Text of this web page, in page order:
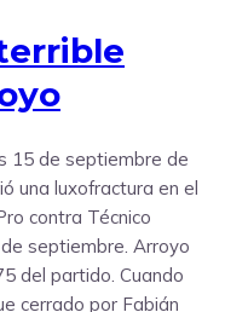
15 de septiembre de
una luxofractura en el
contra Técnico
septiembre. Arroyo
del partido. Cuando
cerrado por Fabián